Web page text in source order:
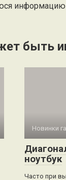
информацию
быть
Новинки
ноутбук
Часто при